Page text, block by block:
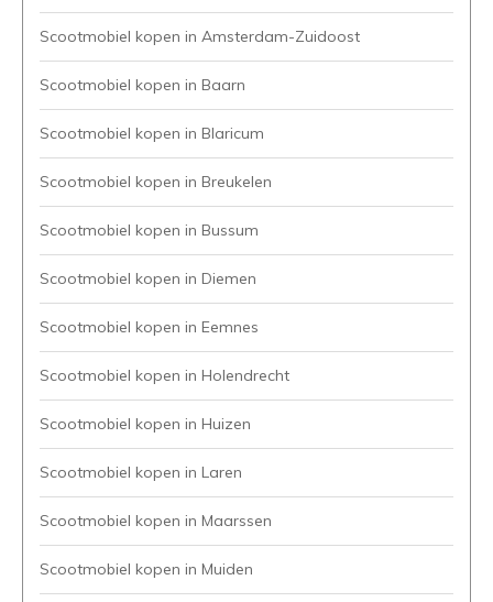
Scootmobiel kopen in Amsterdam-Zuidoost
Scootmobiel kopen in Baarn
Scootmobiel kopen in Blaricum
Scootmobiel kopen in Breukelen
Scootmobiel kopen in Bussum
Scootmobiel kopen in Diemen
Scootmobiel kopen in Eemnes
Scootmobiel kopen in Holendrecht
Scootmobiel kopen in Huizen
Scootmobiel kopen in Laren
Scootmobiel kopen in Maarssen
Scootmobiel kopen in Muiden